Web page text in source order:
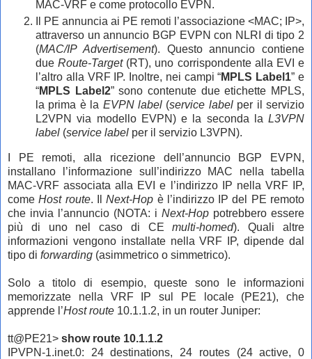
MAC-VRF e come protocollo EVPN.
Il PE annuncia ai PE remoti l’associazione <MAC; IP>,
attraverso un annuncio BGP EVPN con NLRI di tipo 2
(MAC/IP Advertisement). Questo annuncio contiene
dueRoute-Target(RT), uno corrispondente alla EVI e
l’altro alla VRF IP. Inoltre, nei campi “MPLS Label1” e
“MPLS Label2” sono contenute due etichette MPLS,
la prima è la EVPN label (service labelper il servizio
L2VPN via modello EVPN) e la seconda la L3VPN
label (service label per il servizio L3VPN).
I PE remoti, alla ricezione dell’annuncio BGP EVPN,
installano l’informazione sull’indirizzo MAC nella tabella
MAC-VRF associata alla EVI e l’indirizzo IP nella VRF IP,
comeHost route. IlNext-Hop è l’indirizzo IP del PE remoto
che invia l’annuncio (NOTA: i Next-Hop potrebbero essere
più di uno nel caso di CEmulti-homed). Quali altre
informazioni vengono installate nella VRF IP, dipende dal
tipo di forwarding (asimmetrico o simmetrico).
Solo a titolo di esempio, queste sono le informazioni
memorizzate nella VRF IP sul PE locale (PE21), che
apprende l’Host route 10.1.1.2, in un router Juniper:
tt@PE21> show route 10.1.1.2
IPVPN-1.inet.0: 24 destinations, 24 routes (24 active, 0